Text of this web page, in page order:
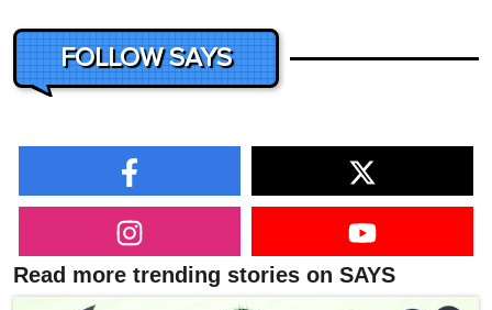
FOLLOW SAYS
Read more trending stories on SAYS